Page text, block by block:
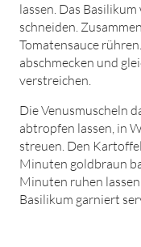
lassen. Das
schneiden.
Tomatensauce
abschmecken und
verstreichen.
Die Venusmuscheln
abtropfen lassen, in
streuen. Den
Minuten goldbraun
Minuten ruhen
Basilikum garniert